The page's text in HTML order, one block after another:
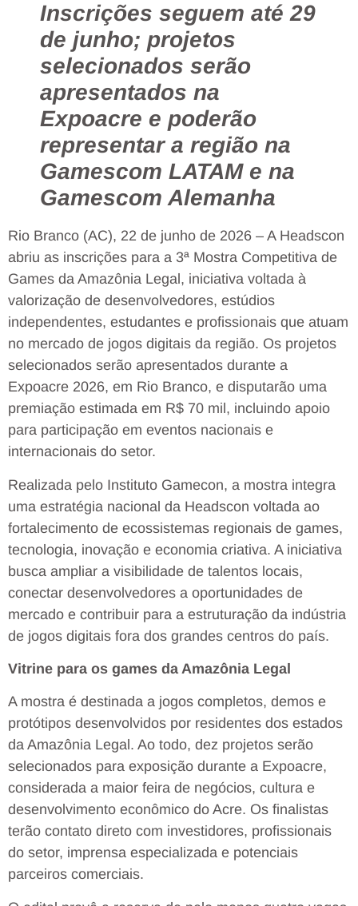
Inscrições seguem até 29
de junho; projetos
selecionados serão
apresentados na
Expoacre e poderão
representar a região na
Gamescom LATAM e na
Gamescom Alemanha
Rio Branco (AC), 22 de junho de 2026 – A Headscon
abriu as inscrições para a 3ª Mostra Competitiva de
Games da Amazônia Legal, iniciativa voltada à
valorização de desenvolvedores, estúdios
independentes, estudantes e profissionais que atuam
no mercado de jogos digitais da região. Os projetos
selecionados serão apresentados durante a
Expoacre 2026, em Rio Branco, e disputarão uma
premiação estimada em R$ 70 mil, incluindo apoio
para participação em eventos nacionais e
internacionais do setor.
Realizada pelo Instituto Gamecon, a mostra integra
uma estratégia nacional da Headscon voltada ao
fortalecimento de ecossistemas regionais de games,
tecnologia, inovação e economia criativa. A iniciativa
busca ampliar a visibilidade de talentos locais,
conectar desenvolvedores a oportunidades de
mercado e contribuir para a estruturação da indústria
de jogos digitais fora dos grandes centros do país.
Vitrine para os games da Amazônia Legal
A mostra é destinada a jogos completos, demos e
protótipos desenvolvidos por residentes dos estados
da Amazônia Legal. Ao todo, dez projetos serão
selecionados para exposição durante a Expoacre,
considerada a maior feira de negócios, cultura e
desenvolvimento econômico do Acre. Os finalistas
terão contato direto com investidores, profissionais
do setor, imprensa especializada e potenciais
parceiros comerciais.